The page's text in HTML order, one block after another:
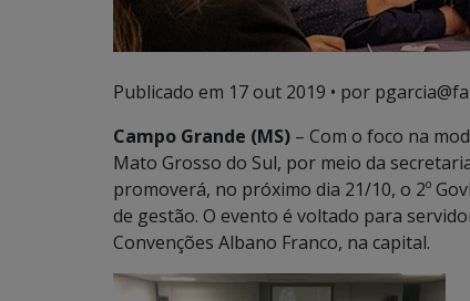
Publicado em 17 out 2019 • por
Campo Grande (MS) – Com o foco na
Mato Grosso do Sul, por meio da
promoverá, no próximo dia 21/10, o 2º
de gestão. O evento é voltado para
Convenções Albano Franco, na capital.